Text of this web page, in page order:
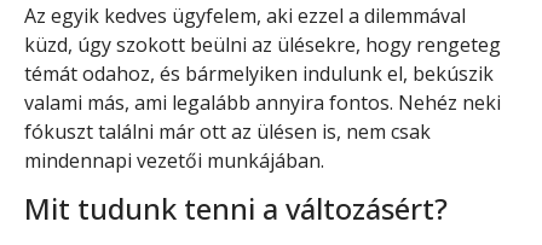
Az egyik kedves ügyfelem, aki ezzel a dilemmával
küzd, úgy szokott beülni az ülésekre, hogy rengeteg
témát odahoz, és bármelyiken indulunk el, bekúszik
valami más, ami legalább annyira fontos. Nehéz neki
fókuszt találni már ott az ülésen is, nem csak
mindennapi vezetői munkájában.
Mit tudunk tenni a változásért?